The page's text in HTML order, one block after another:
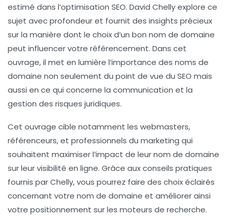
estimé dans l’optimisation SEO. David Chelly explore ce
sujet avec profondeur et fournit des insights précieux
sur la manière dont le choix d’un bon nom de domaine
peut influencer votre référencement. Dans cet
ouvrage, il met en lumière l’importance des noms de
domaine non seulement du point de vue du SEO mais
aussi en ce qui concerne la communication et la
gestion des risques juridiques.
Cet ouvrage cible notamment les webmasters,
référenceurs, et professionnels du marketing qui
souhaitent maximiser l’impact de leur nom de domaine
sur leur visibilité en ligne. Grâce aux conseils pratiques
fournis par Chelly, vous pourrez faire des choix éclairés
concernant votre nom de domaine et améliorer ainsi
votre positionnement sur les moteurs de recherche.